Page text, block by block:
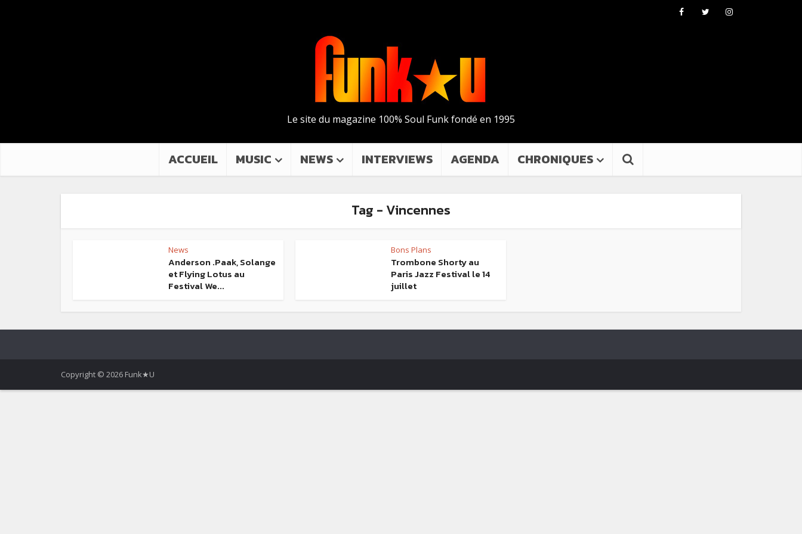
Le site du magazine 100% Soul Funk fondé en 1995
ACCUEIL MUSIC NEWS INTERVIEWS AGENDA CHRONIQUES
Tag - Vincennes
News
Anderson .Paak, Solange
et Flying Lotus au
Festival We...
Bons Plans
Trombone Shorty au
Paris Jazz Festival le 14
juillet
Copyright © 2026 Funk★U